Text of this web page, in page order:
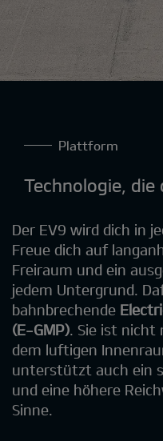
Plattform
Technologie, die
Der EV9 wird dich in
Freue dich auf
Freiraum und ein
jedem Untergrund.
bahnbrechende
(E-GMP). Sie ist nicht
dem luftigen
unterstützt auch ein
und eine höhere
Sinne.